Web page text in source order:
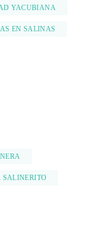
YACUBIANA
EN SALINAS
SALINERITO